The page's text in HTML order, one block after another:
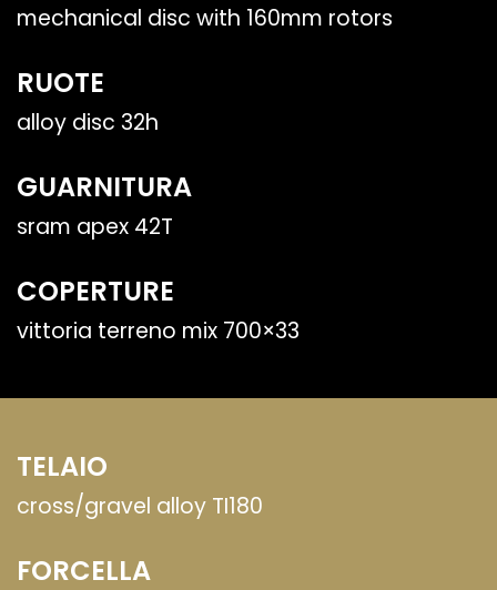
TELAIO
cross/gravel alloy TI180
FORCELLA
mechanical disc with 160mm rotors
RUOTE
alloy disc 32h
GUARNITURA
sram apex 42T
COPERTURE
vittoria terreno mix 700×33